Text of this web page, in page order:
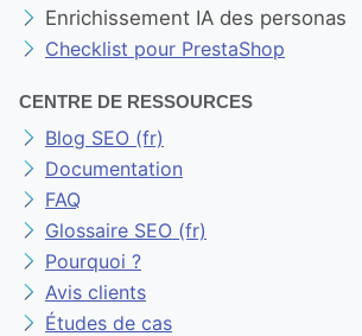
Enrichissement IA des personas
Checklist pour PrestaShop
CENTRE DE RESSOURCES
Blog SEO (fr)
Documentation
FAQ
Glossaire SEO (fr)
Pourquoi ?
Avis clients
Études de cas